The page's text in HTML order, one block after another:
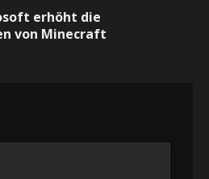
erhöht die
von Minecraft